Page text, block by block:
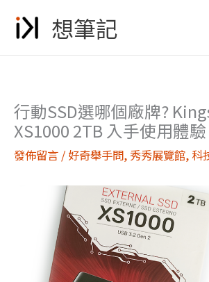
要
想筆記
行動SSD選哪個廠牌?
XS1000 2TB 入手使用體驗
發佈留言 / 好奇舉手問,秀秀展覽館, 科